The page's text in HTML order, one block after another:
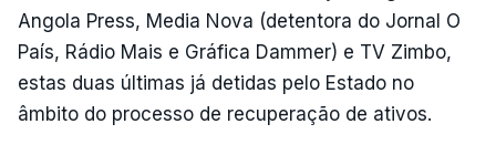
Angola Press, Media Nova (detentora do Jornal O
País, Rádio Mais e Gráfica Dammer) e TV Zimbo,
estas duas últimas já detidas pelo Estado no
âmbito do processo de recuperação de ativos.